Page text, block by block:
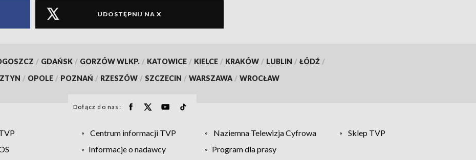
UDOSTĘPNIJ NA X
/ GDAŃSK / GORZÓW WLKP. / KATOWICE / KIELCE / KRAKÓW / LUBLIN / ŁÓDŹ /
/ OPOLE / POZNAŃ / RZESZÓW / SZCZECIN / WARSZAWA / WROCŁAW
Dołącz do nas:
Centrum informacji TVP Naziemna Telewizja Cyfrowa
Sklep TVP
Informacje o nadawcy
Program dla prasy